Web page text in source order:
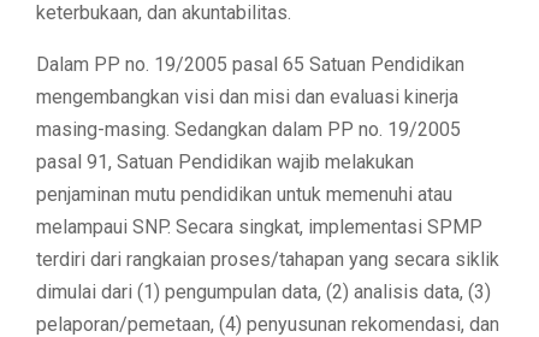
keterbukaan, dan akuntabilitas.
Dalam PP no. 19/2005 pasal 65 Satuan Pendidikan
mengembangkan visi dan misi dan evaluasi kinerja
masing-masing. Sedangkan dalam PP no. 19/2005
pasal 91, Satuan Pendidikan wajib melakukan
penjaminan mutu pendidikan untuk memenuhi atau
melampaui SNP. Secara singkat, implementasi SPMP
terdiri dari rangkaian proses/tahapan yang secara siklik
dimulai dari (1) pengumpulan data, (2) analisis data, (3)
pelaporan/pemetaan, (4) penyusunan rekomendasi, dan